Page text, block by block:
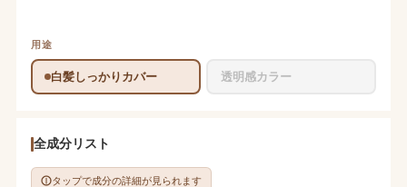
用途
白髪しっかりカバー 透明感カラー
全成分リスト
タップで成分の詳細が見られます